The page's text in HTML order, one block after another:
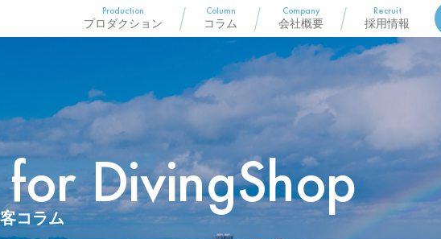
Production
プロダクション
Column
コラム
Company
会社概要
Recruit
採用情報
DivingShop
コラム